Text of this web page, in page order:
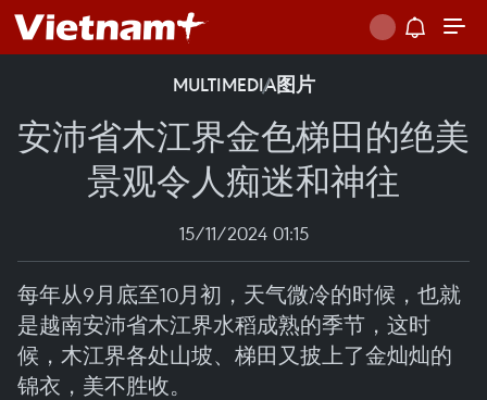
MULTIMEDIA图片
安沛省木江界金色梯田的绝美
景观令人痴迷和神往
15/11/2024 01:15
每年从9月底至10月初，天气微冷的时候，也就
是越南安沛省木江界水稻成熟的季节，这时
候，木江界各处山坡、梯田又披上了金灿灿的
锦衣，美不胜收。